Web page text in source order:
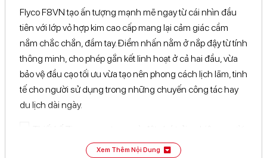
Flyco F8VN tạo ấn tượng mạnh mẽ ngay từ cái nhìn đầu
tiên với lớp vỏ hợp kim cao cấp mang lại cảm giác cầm
nắm chắc chắn, đầm tay. Điểm nhấn nằm ở nắp đậy từ tính
thông minh, cho phép gắn kết linh hoạt ở cả hai đầu, vừa
bảo vệ đầu cạo tối ưu vừa tạo nên phong cách lịch lãm, tinh
tế cho người sử dụng trong những chuyến công tác hay
du lịch dài ngày.
Xem Thêm Nội Dung